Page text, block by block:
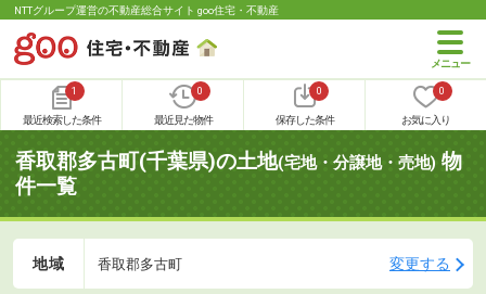
NTTグループ運営の不動産総合サイト goo住宅・不動産
1
最近検索した条件
0
最近見た物件
0
保存した条件
0
お気に入り
香取郡多古町(千葉県)の土地(宅地・分譲地・売地) 物
件一覧
地域 香取郡多古町 変更する